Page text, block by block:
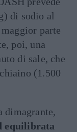
di sodio al
parte
poi, una
di sale, che
(1.500
dimagrante,
equilibrata